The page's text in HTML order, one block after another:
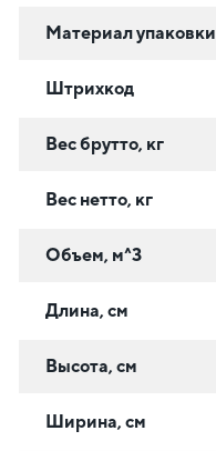
Материал упаковки
Штрихкод
Вес брутто, кг
Вес нетто, кг
Объем, м^3
Длина, см
Высота, см
Ширина, см